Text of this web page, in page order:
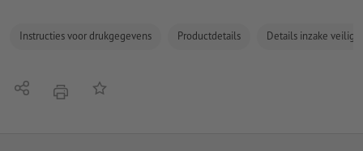
Instructies voor drukgegevens Productdetails Details inzake
Delen afdrukkenOp de lijst